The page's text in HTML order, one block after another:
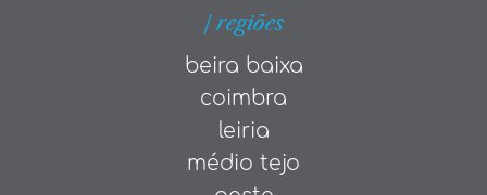
| regiões
beira baixa
coimbra
leiria
médio tejo